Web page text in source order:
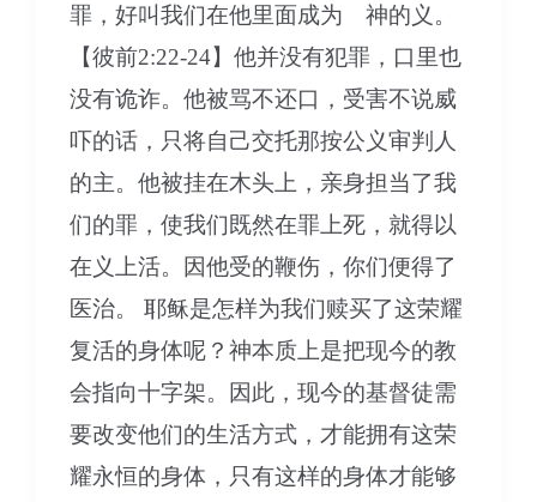
罪，好叫我们在他里面成为 神的义。
【彼前2:22-24】他并没有犯罪，口里也
没有诡诈。他被骂不还口，受害不说威
吓的话，只将自己交托那按公义审判人
的主。他被挂在木头上，亲身担当了我
们的罪，使我们既然在罪上死，就得以
在义上活。因他受的鞭伤，你们便得了
医治。 耶稣是怎样为我们赎买了这荣耀
复活的身体呢？神本质上是把现今的教
会指向十字架。因此，现今的基督徒需
要改变他们的生活方式，才能拥有这荣
耀永恒的身体，只有这样的身体才能够